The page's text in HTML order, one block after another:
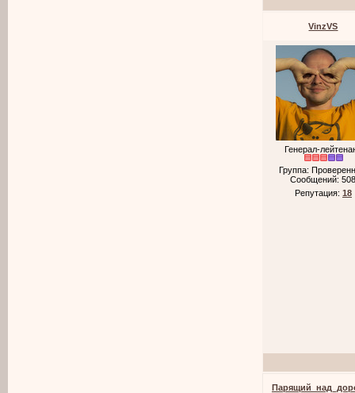
VinzVS
Генерал-
Группа:
Сообщений:
Репутация: 18